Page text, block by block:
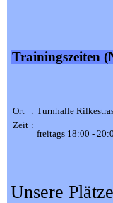
Trainingszeiten
Ort : Turnhalle
Zeit :
freitags 18:00 -
Unsere